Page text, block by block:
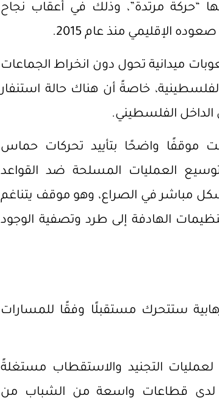
مرتدة”، وذلك في أعقاب نجاح
الإقليمي منذ عام 2015.
ميدانية تحول دون انخراط الجماعات
خاصةً أن هناك حالة استنفار
الداخل الفلسطيني.
موقفًا واضحًا بتأييد تحركات حماس
العمليات المسلحة ضد القواعد
مباشر في الصراع، وهو موقف يتناغم
الهادفة إلى طرد وتصفية الوجود
ستتحرك مستقبلًا وفقًا للمسارات
لعمليات التجنيد والاستقطاب مستغلةً
لدى قطاعات واسعة من الشباب من